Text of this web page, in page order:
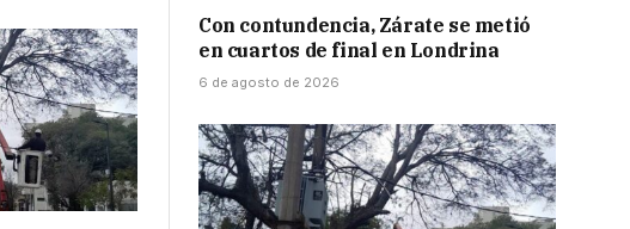
Con contundencia, Zárate se metió
en cuartos de final en Londrina
6 de agosto de 2026